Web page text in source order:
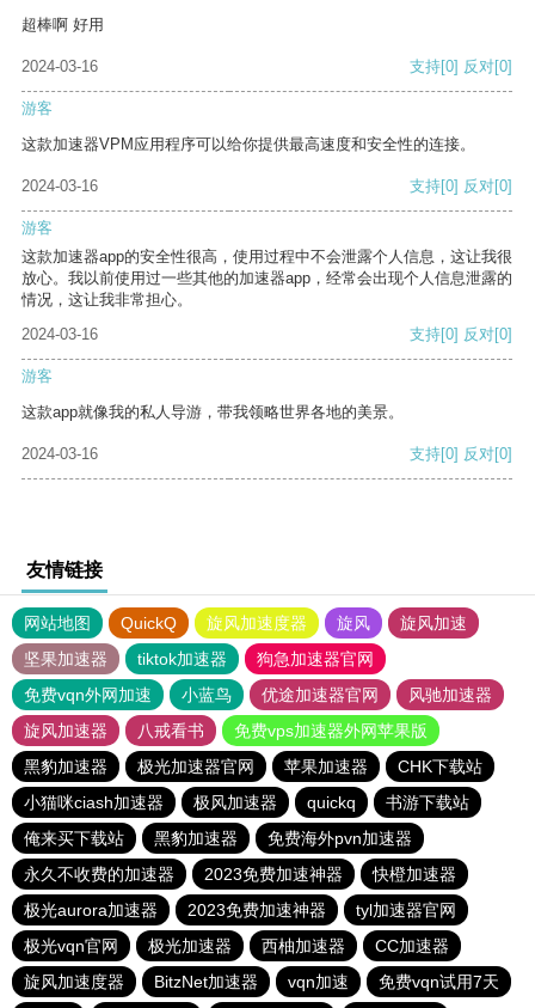
超棒啊 好用
2024-03-16 支持[0] 反对[0]
游客
这款加速器VPM应用程序可以给你提供最高速度和安全性的连接。
2024-03-16 支持[0] 反对[0]
游客
这款加速器app的安全性很高，使用过程中不会泄露个人信息，这让我很
放心。我以前使用过一些其他的加速器app，经常会出现个人信息泄露的
情况，这让我非常担心。
2024-03-16
支持[0] 反对[0]
游客
这款app就像我的私人导游，带我领略世界各地的美景。
2024-03-16 支持[0] 反对[0]
友情链接
网站地图 QuickQ 旋风加速度器 旋风
旋风加速
坚果加速器
tiktok加速器
狗急加速器官网
免费vqn外网加速
小蓝鸟 优途加速器官网
风驰加速器
旋风加速器
八戒看书
免费vps加速器外网苹果版
黑豹加速器
极光加速器官网 苹果加速器
CHK下载站
小猫咪ciash加速器
极风加速器 quickq
书游下载站
俺来买下载站
黑豹加速器
免费海外pvn加速器
永久不收费的加速器
2023免费加速神器
快橙加速器
极光aurora加速器
2023免费加速神器
tyl加速器官网
极光vqn官网
极光加速器 西柚加速器
CC加速器
旋风加速度器
BitzNet加速器 vqn加速 免费vqn试用7天